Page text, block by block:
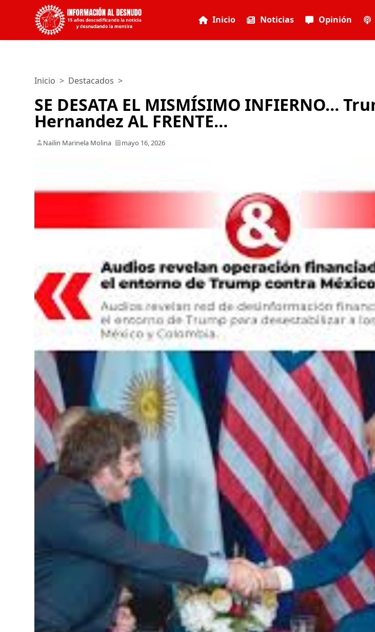
Inicio Noticias Opinión
Inicio > Destacados >
SE DESATA EL MISMÍSIMO INFIERNO…
Hernandez AL FRENTE…
Nailin Marinela Molina mayo 16, 2026